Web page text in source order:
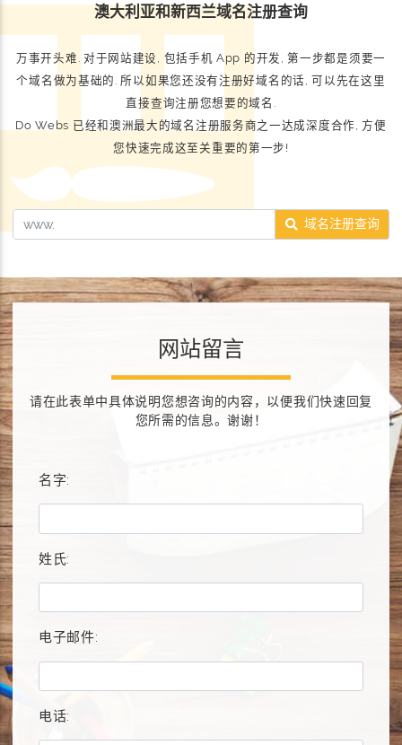
澳大利亚和新西兰域名注册查询
万事开头难. 对于网站建设, 包括手机 App 的开发, 第一步都是须要一
个域名做为基础的. 所以如果您还没有注册好域名的话, 可以先在这里
直接查询注册您想要的域名.
Do Webs 已经和澳洲最大的域名注册服务商之一达成深度合作, 方便
您快速完成这至关重要的第一步!
域名注册查询
网站留言
请在此表单中具体说明您想咨询的内容，以便我们快速回复
您所需的信息。谢谢！
名字:
姓氏:
电子邮件:
电话: